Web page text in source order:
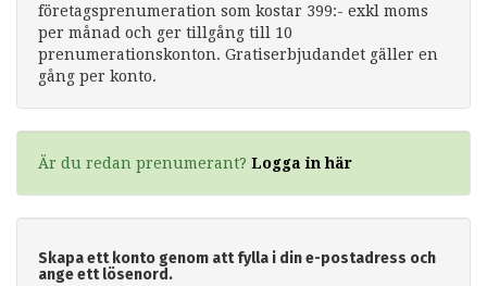
företagsprenumeration som kostar 399:- exkl moms
per månad och ger tillgång till 10
prenumerationskonton. Gratiserbjudandet gäller en
gång per konto.
Är du redan prenumerant? Logga in här
Skapa ett konto genom att fylla i din e-postadress och
ange ett lösenord.